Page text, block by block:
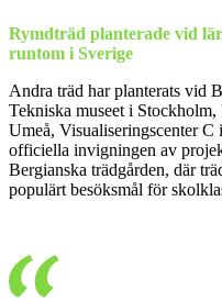
Rymdträd planterade vid
runtom i Sverige
Andra träd har planterats vid
Tekniska museet i
Umeå, Visualiseringscenter
officiella invigningen av
Bergianska trädgården, där
populärt besöksmål för